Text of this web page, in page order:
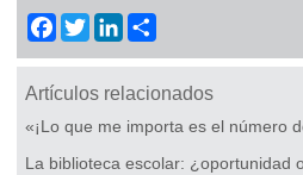
Facebook
TwitterLinkedIn
Artículos relacionados
«¡Lo que me importa es el número
La biblioteca escolar: ¿oportunidad